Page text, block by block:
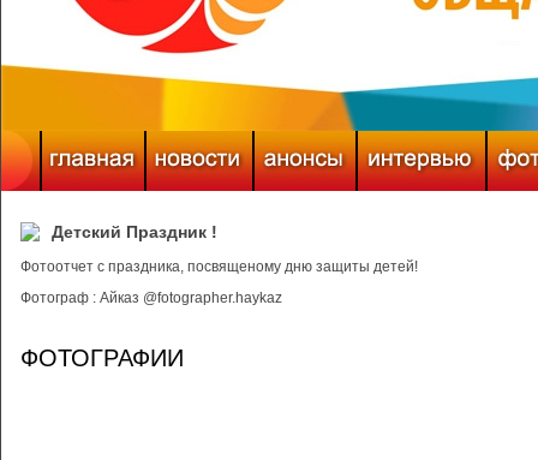
Детский Праздник !
Фотоотчет с праздника, посвященому дню защиты детей!
Фотограф : Айказ @fotographer.haykaz
ФОТОГРАФИИ